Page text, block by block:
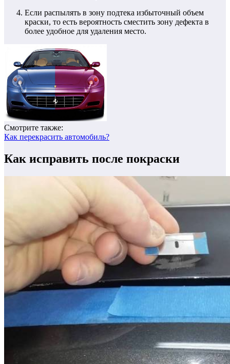
Если распылять в зону подтека избыточный объем
краски, то есть вероятность сместить зону дефекта в
более удобное для удаления место.
Смотрите также:
Как перекрасить автомобиль?
Как исправить после покраски